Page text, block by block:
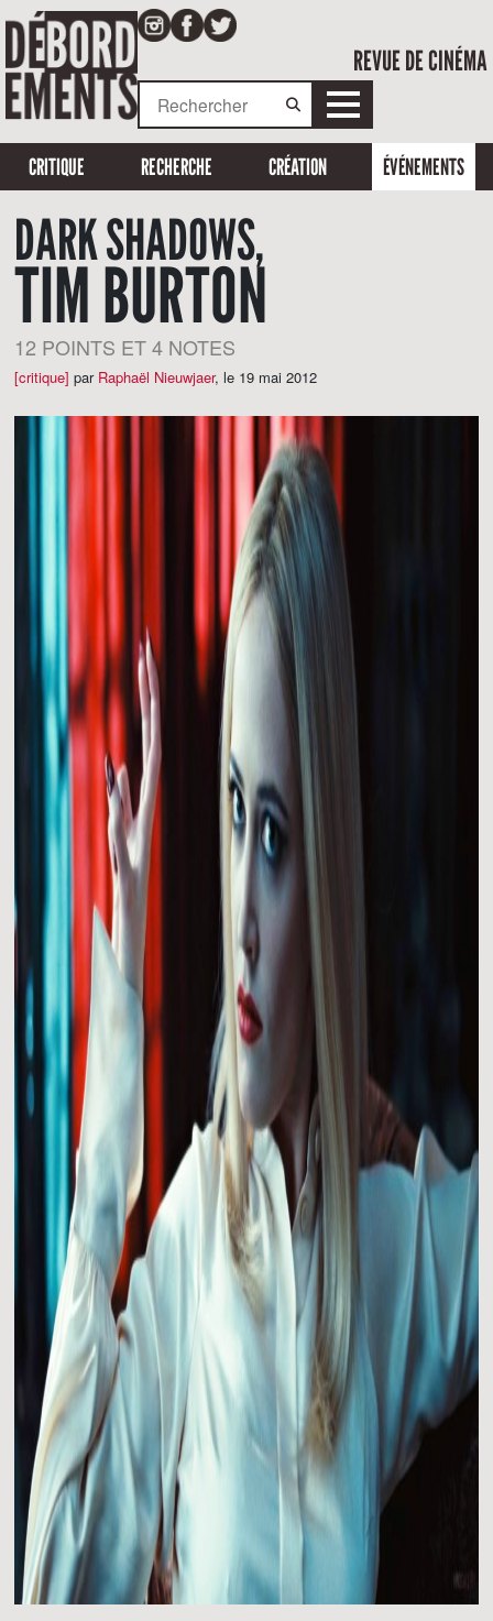
REVUE DE CINÉMA
CRITIQUE RECHERCHE CRÉATION ÉVÉNEMENTS
DARK SHADOWS,
TIM BURTON
12 POINTS ET 4 NOTES
[critique] par Raphaël Nieuwjaer, le 19 mai 2012